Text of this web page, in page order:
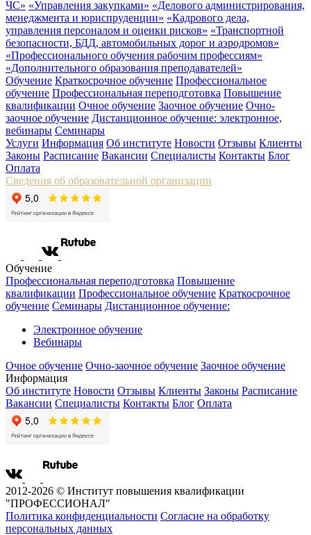
ЧС» «Управления закупками» «Делового администрирования,
менеджмента и юриспруденции» «Кадрового дела,
управления персоналом и оценки рисков» «Транспортной
безопасности, БДД, автомобильных дорог и аэродромов»
«Профессионального обучения рабочим профессиям»
«Дополнительного образования преподавателей»
Обучение Краткосрочное обучение Профессиональное
обучение Профессиональная переподготовка Повышение
квалификации Очное обучение Заочное обучение Очно-
заочное обучение Дистанционное обучение: электронное,
вебинары Семинары
Услуги Информация Об институте Новости Отзывы Клиенты
Законы Расписание Вакансии Специалисты Контакты Блог
Оплата
Сведения об образовательной организации
Обучение
Профессиональная переподготовка Повышение
квалификации Профессиональное обучение Краткосрочное
обучение Семинары Дистанционное обучение:
Электронное обучение
Вебинары
Очное обучение Очно-заочное обучение Заочное обучение
Информация
Об институте Новости Отзывы Клиенты Законы Расписание
Вакансии Специалисты Контакты Блог Оплата
2012-2026 © Институт повышения квалификации
"ПРОФЕССИОНАЛ"
Политика конфиденциальности Согласие на обработку
персональных данных